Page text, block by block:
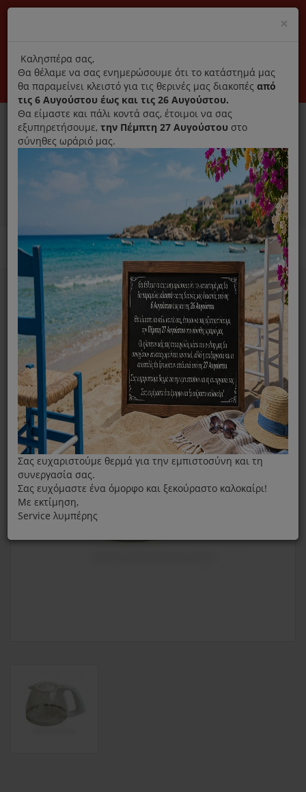
Αποκλειστικά γνήσια ανταλλακτικά
Σύνδεση Εγγραφή Εταιρεία Επικοινωνία
0
Ανταλλακτικά ηλεκτρικών συσκευών MENU
Home
Παρασκευή Καφέ Και Ροφημάτων
Καφετιέρα
Κανάτα Καφετιέρας Φίλτρου Moulinex FG110 Άσπρη
×
title
Καλησπέρα σας,
Θα θέλαμε να σας ενημερώσουμε ότι το κατάστημά μας
θα παραμείνει κλειστό για τις θερινές μας διακοπές από
τις 6 Αυγούστου έως και τις 26 Αυγούστου.
Θα είμαστε και πάλι κοντά σας, έτοιμοι να σας
εξυπηρετήσουμε, την Πέμπτη 27 Αυγούστου στο
σύνηθες ωράριό μας.
Σας ευχαριστούμε θερμά για την εμπιστοσύνη και τη
συνεργασία σας.
Σας ευχόμαστε ένα όμορφο και ξεκούραστο καλοκαίρι!
Με εκτίμηση,
Service λυμπέρης